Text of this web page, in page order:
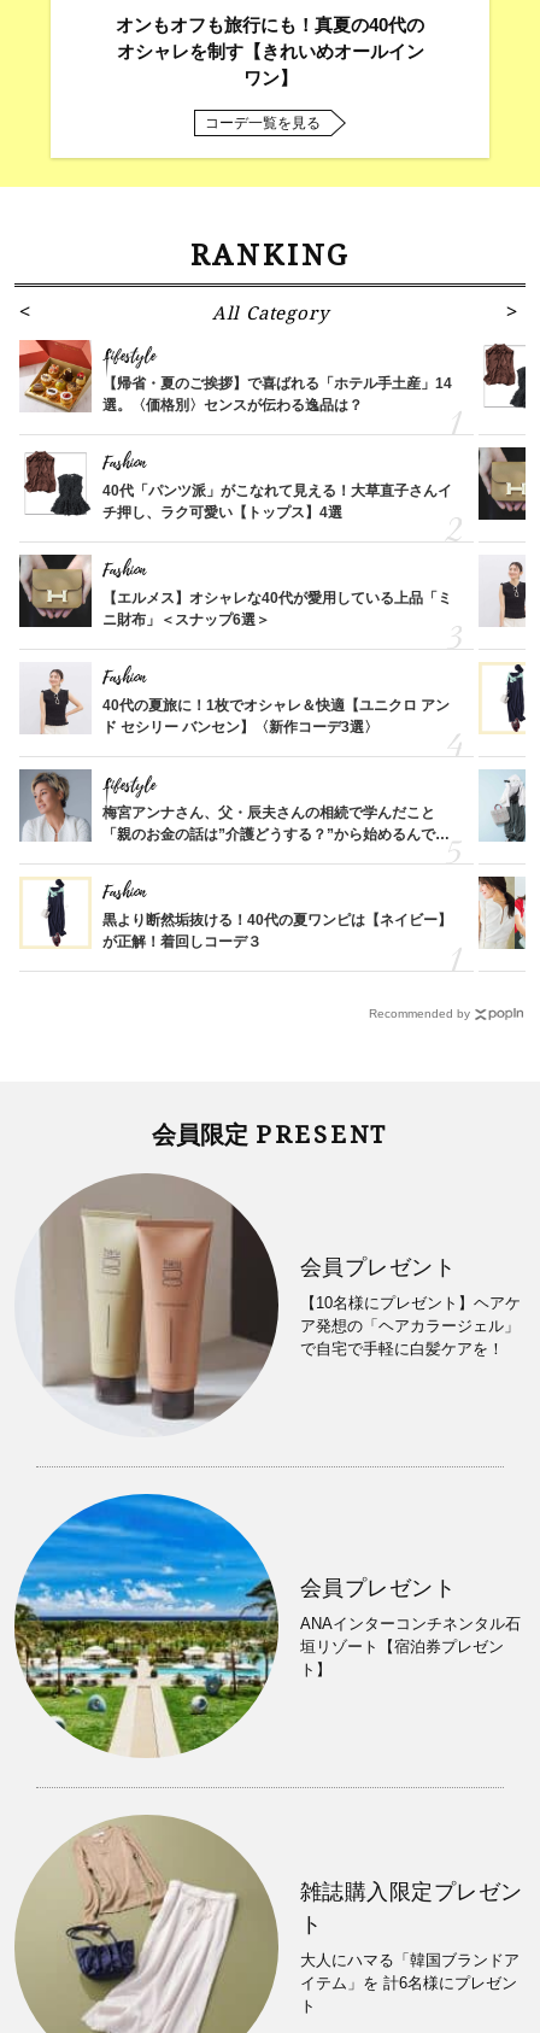
オンもオフも旅行にも！真夏の40代の
オシャレを制す【きれいめオールイン
ワン】
コーデ一覧を見る
RANKING
All Category
Lifestyle
【帰省・夏のご挨拶】で喜ばれる「ホテル手土産」14
選。〈価格別〉センスが伝わる逸品は？
Fashion
40代「パンツ派」がこなれて見える！大草直子さんイ
チ押し、ラク可愛い【トップス】4選
Fashion
【エルメス】オシャレな40代が愛用している上品「ミ
ニ財布」＜スナップ6選＞
Fashion
40代の夏旅に！1枚でオシャレ＆快適【ユニクロ アン
ド セシリー バンセン】〈新作コーデ3選〉
Lifestyle
梅宮アンナさん、父・辰夫さんの相続で学んだこと
「親のお金の話は”介護どうする？”から始めるんで
Fashion
黒より断然垢抜ける！40代の夏ワンピは【ネイビー】
が正解！着回しコーデ３
Recommended by
会員限定 PRESENT
会員プレゼント
【10名様にプレゼント】ヘアケ
ア発想の「ヘアカラージェル」
で自宅で手軽に白髪ケアを！
会員プレゼント
ANAインターコンチネンタル石
垣リゾート【宿泊券プレゼン
ト】
雑誌購入限定プレゼン
ト
大人にハマる「韓国ブランドア
イテム」を 計6名様にプレゼン
ト